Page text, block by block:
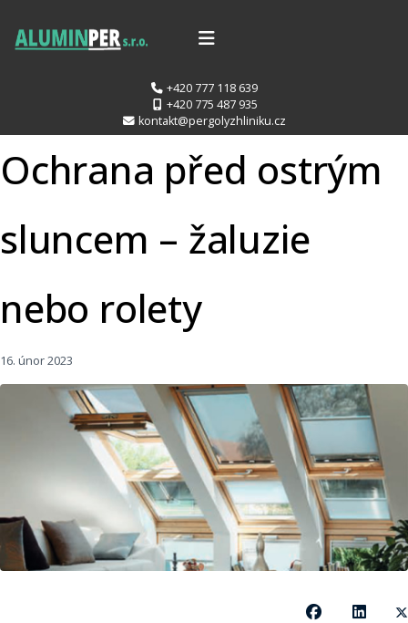
+420 777 118 639
+420 775 487 935
kontakt@pergolyzhliniku.cz
Ochrana před ostrým
sluncem – žaluzie
nebo rolety
16. únor 2023